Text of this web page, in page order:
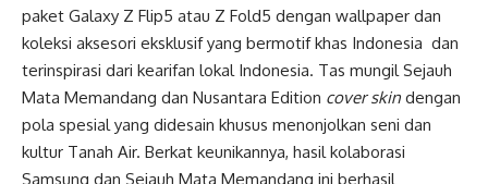
paket Galaxy Z Flip5 atau Z Fold5 dengan wallpaper dan
koleksi aksesori eksklusif yang bermotif khas Indonesia dan
terinspirasi dari kearifan lokal Indonesia. Tas mungil Sejauh
Mata Memandang dan Nusantara Edition cover skin dengan
pola spesial yang didesain khusus menonjolkan seni dan
kultur Tanah Air. Berkat keunikannya, hasil kolaborasi
Samsung dan Sejauh Mata Memandang ini berhasil